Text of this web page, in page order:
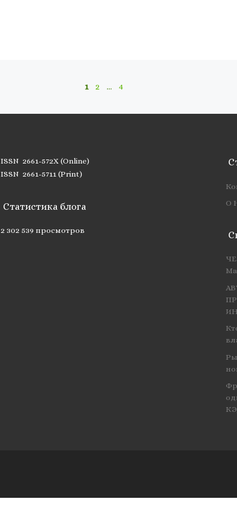
1 2 … 4
ISSN 2661-572X (Online)
ISSN 2661-5711 (Print)
Статистика блога
2 302 539 просмотров
О